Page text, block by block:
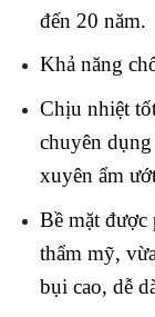
đến 20 năm.
Khả năng
Chịu nhiệt
chuyên
xuyên ẩm
Bề mặt
thẩm mỹ,
bụi cao, dễ